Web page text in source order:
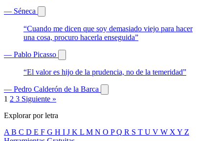
— Séneca
“Cuando me dicen que soy demasiado viejo para hacer
una cosa, procuro hacerla enseguida”
— Pablo Picasso
“El valor es hijo de la prudencia, no de la temeridad”
— Pedro Calderón de la Barca
1 2 3 Siguiente »
Explorar por letra
A B C D E F G H I J K L M N O P Q R S T U V W X Y Z